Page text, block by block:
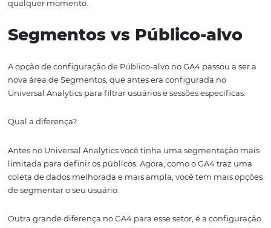
engajadas pelo número de usuários;
tempo de engajamento do total de sessões;
sessões engajadas em relação ao total de sessões;
Além das novidades mencionadas acima, o Google
ajustou a um ponto muito importante para análises do
marketing digital. O Modelo de Atribuição.
Modelo de Atribuição, o GA4 traz uma atualização em